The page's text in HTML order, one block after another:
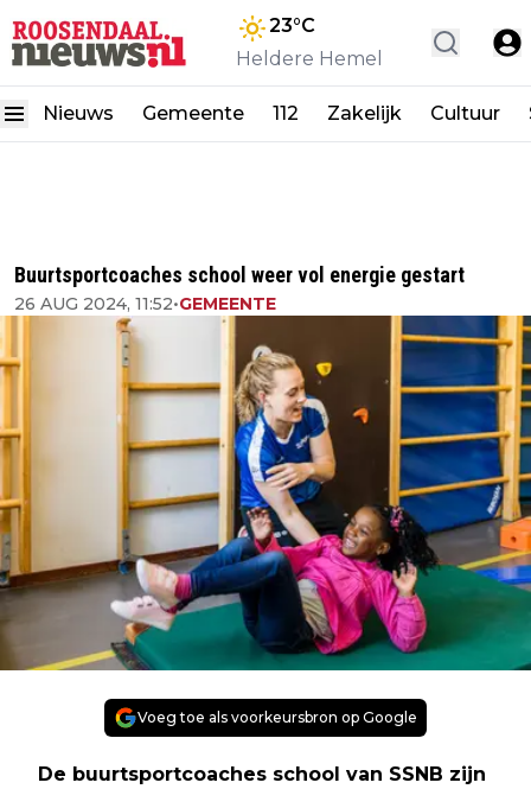
23°C
Heldere Hemel
Nieuws Gemeente 112 Zakelijk Cultuur
Buurtsportcoaches school weer vol energie gestart
26 AUG 2024, 11:52•GEMEENTE
Voeg toe als voorkeursbron op Google
De buurtsportcoaches school van SSNB zijn